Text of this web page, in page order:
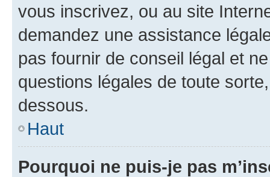
vous inscrivez, ou au site
demandez une assistance
pas fournir de conseil légal et
questions légales de toute
dessous.
Haut
Pourquoi ne puis-je pas